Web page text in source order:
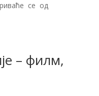
се од
– филм,